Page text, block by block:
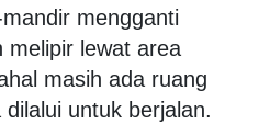
mengganti
lewat area
masih ada ruang
untuk berjalan.